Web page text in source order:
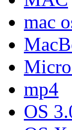
mac
mp4
OS